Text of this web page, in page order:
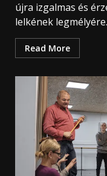
újra izgalmas és
lelkének
Read More